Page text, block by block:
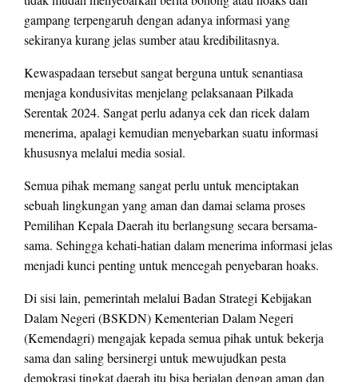
gampang terpengaruh dengan adanya informasi yang
sekiranya kurang jelas sumber atau kredibilitasnya.
Kewaspadaan tersebut sangat berguna untuk senantiasa
menjaga kondusivitas menjelang pelaksanaan Pilkada
Serentak 2024. Sangat perlu adanya cek dan ricek dalam
menerima, apalagi kemudian menyebarkan suatu informasi
khususnya melalui media sosial.
Semua pihak memang sangat perlu untuk menciptakan
sebuah lingkungan yang aman dan damai selama proses
Pemilihan Kepala Daerah itu berlangsung secara bersama-
sama. Sehingga kehati-hatian dalam menerima informasi jelas
menjadi kunci penting untuk mencegah penyebaran hoaks.
Di sisi lain, pemerintah melalui Badan Strategi Kebijakan
Dalam Negeri (BSKDN) Kementerian Dalam Negeri
(Kemendagri) mengajak kepada semua pihak untuk bekerja
sama dan saling bersinergi untuk mewujudkan pesta
demokrasi tingkat daerah itu bisa berjalan dengan aman dan